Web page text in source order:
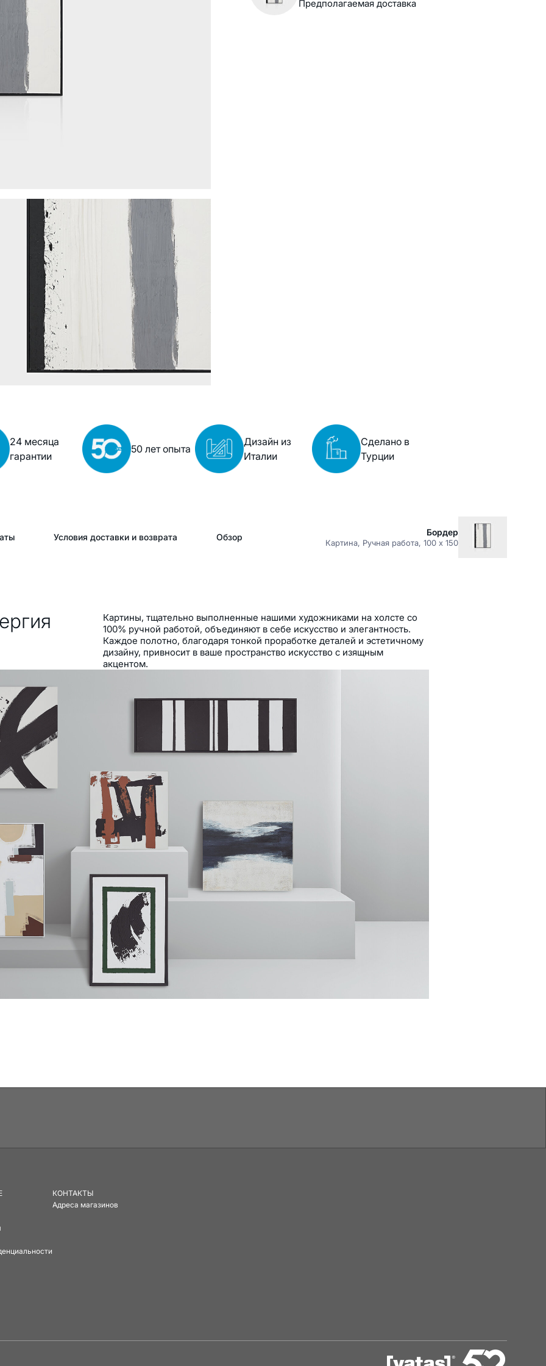
Предполагаемая доставка
24 месяца
гарантии
50 лет опыта
Дизайн из
Италии
Сделано в
Турции
Условия доставки и возврата Обзор Бордер
Картина, Ручная работа, 100 x 150
Картины, тщательно выполненные нашими художниками на холсте со
100% ручной работой, объединяют в себе искусство и элегантность.
Каждое полотно, благодаря тонкой проработке деталей и эстетичному
дизайну, привносит в ваше пространство искусство с изящным
акцентом.
нашими
рама, холст,
масляная
КОНТАКТЫ
Адреса магазинов